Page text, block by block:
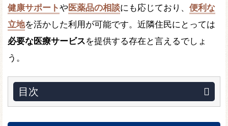
健康サポートや医薬品の相談にも応じており、 便利な
立地を活かした利用が可能です。近隣住民にとっては
必要な医療サービスを提供する存在と言えるでしょ
う。
目次